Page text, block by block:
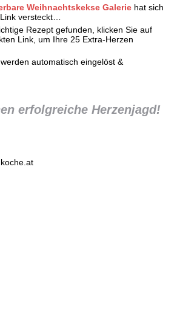
Weihnachtskekse Galerie hat sich
versteckt…
Rezept gefunden, klicken Sie auf
Link, um Ihre 25 Extra-Herzen
werden automatisch eingelöst &
erfolgreiche Herzenjagd!